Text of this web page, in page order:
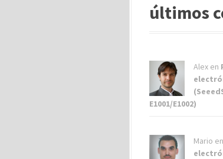
últimos
Alex en
E1001/E1002)
Mario en